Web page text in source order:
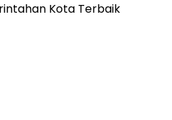
Kota Terbaik